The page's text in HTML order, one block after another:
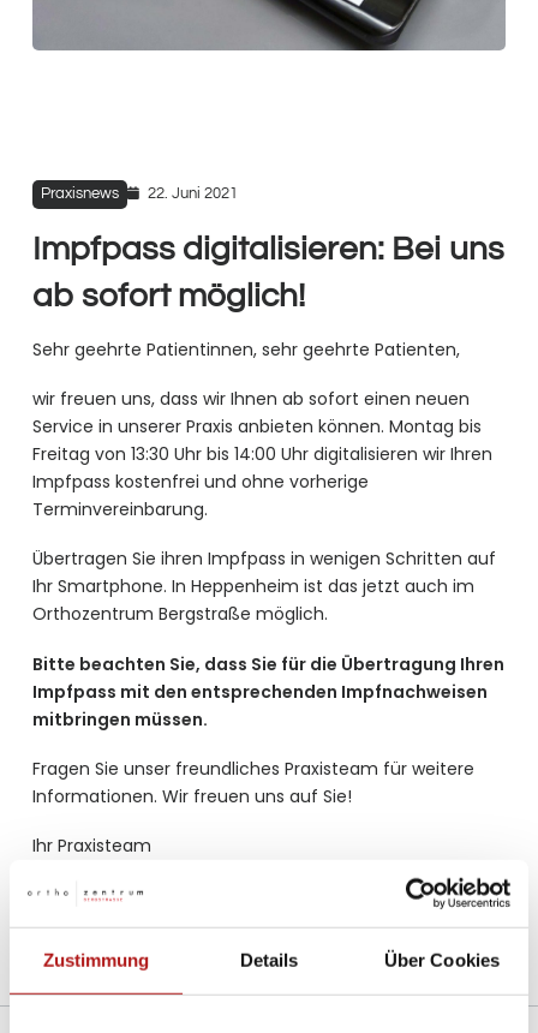
Zustimmung Details Über Cookies
Praxisnews 22. Juni 2021
Impfpass digitalisieren: Bei uns
ab sofort möglich!
Sehr geehrte Patientinnen, sehr geehrte Patienten,
wir freuen uns, dass wir Ihnen ab sofort einen neuen
Service in unserer Praxis anbieten können. Montag bis
Freitag von 13:30 Uhr bis 14:00 Uhr digitalisieren wir Ihren
Impfpass kostenfrei und ohne vorherige
Terminvereinbarung.
Übertragen Sie ihren Impfpass in wenigen Schritten auf
Ihr Smartphone. In Heppenheim ist das jetzt auch im
Orthozentrum Bergstraße möglich.
Bitte beachten Sie, dass Sie für die Übertragung Ihren
Impfpass mit den entsprechenden Impfnachweisen
mitbringen müssen.
Fragen Sie unser freundliches Praxisteam für weitere
Informationen. Wir freuen uns auf Sie!
Ihr Praxisteam
Orthozentrum Bergstraße